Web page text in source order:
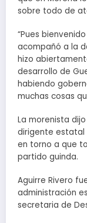
sobre todo de
“Pues
acompañó a la
hizo
desarrollo de
habiendo
muchas cosas
La morenista
dirigente estatal
en torno a que
partido guinda.
Aguirre Rivero
administración
secretaria de